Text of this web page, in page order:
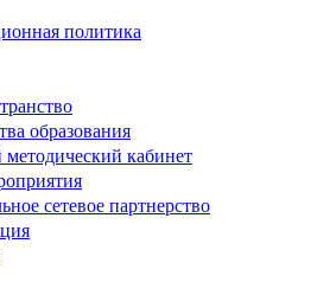
политика
образования
кабинет
сетевое партнерство